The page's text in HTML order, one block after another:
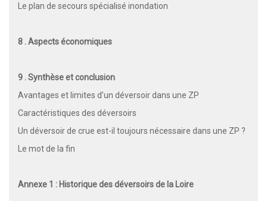
Le plan de secours spécialisé inondation
8 . Aspects économiques
9 . Synthèse et conclusion
Avantages et limites d’un déversoir dans une ZP
Caractéristiques des déversoirs
Un déversoir de crue est-il toujours nécessaire dans une ZP ?
Le mot de la fin
Annexe 1 : Historique des déversoirs de la Loire